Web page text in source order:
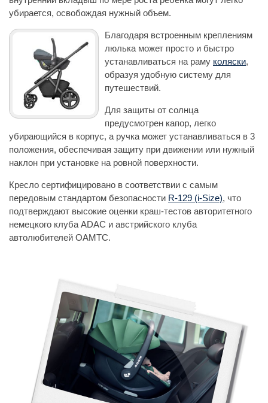
убирается, освобождая нужный объем.
Благодаря встроенным креплениям
люлька может просто и быстро
устанавливаться на раму коляски,
образуя удобную систему для
путешествий.
Для защиты от солнца
предусмотрен капор, легко
убирающийся в корпус, а ручка может устанавливаться в 3
положения, обеспечивая защиту при движении или нужный
наклон при установке на ровной поверхности.
Кресло сертифицировано в соответствии с самым
передовым стандартом безопасности R-129 (i-Size), что
подтверждают высокие оценки краш-тестов авторитетного
немецкого клуба ADAC и австрийского клуба
автолюбителей OAMTC.